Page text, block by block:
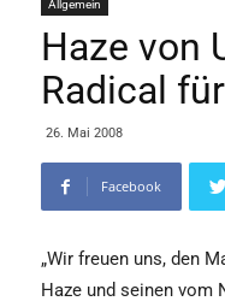
Allgemein
Haze von
Radical
26. Mai 2008
Facebook
„Wir freuen uns, den
Haze und seinen vom